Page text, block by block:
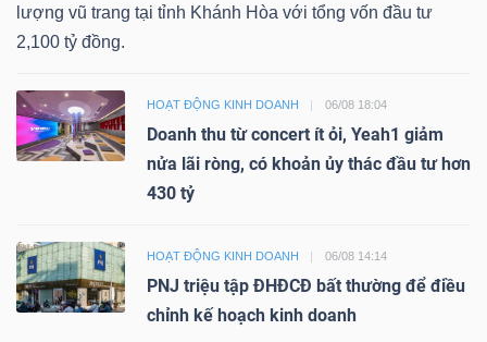
lượng vũ trang tại tỉnh Khánh Hòa với tổng vốn đầu tư
2,100 tỷ đồng.
HOẠT ĐỘNG KINH DOANH 06/08 18:04
Doanh thu từ concert ít ỏi, Yeah1 giảm
nửa lãi ròng, có khoản ủy thác đầu tư hơn
430 tỷ
HOẠT ĐỘNG KINH DOANH 06/08 14:14
PNJ triệu tập ĐHĐCĐ bất thường để điều
chỉnh kế hoạch kinh doanh